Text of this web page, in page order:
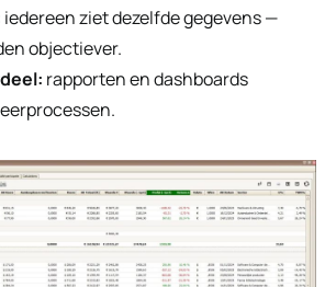
iedereen ziet dezelfde gegevens —
objectiever.
rapporten en dashboards